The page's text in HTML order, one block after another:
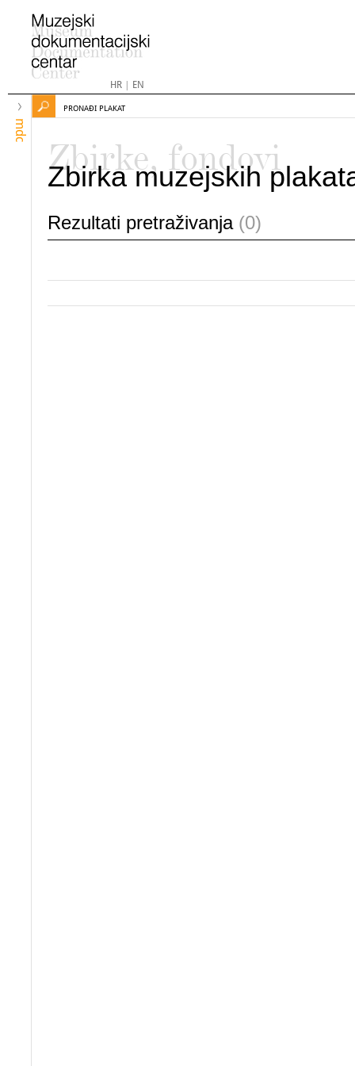
HR| EN
mdc
PRONAĐI PLAKAT
Zbirke, fondovi
Zbirka muzejskih
Rezultati pretraživanja (0)